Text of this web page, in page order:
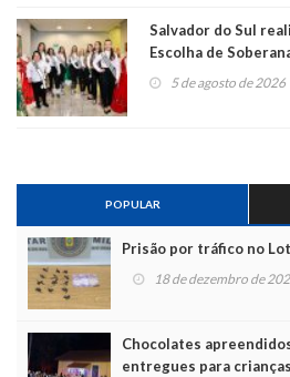
Salvador do Sul
Escolha de
5 de agosto de 2026
POPULAR
Prisão por tráfico no
18 de dezembro de
Chocolates
entregues para